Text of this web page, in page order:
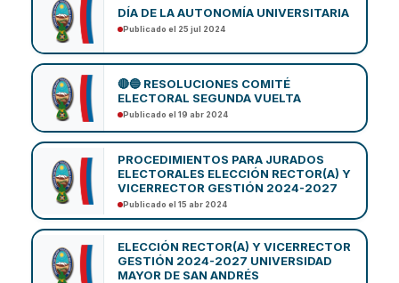
DÍA DE LA AUTONOMÍA UNIVERSITARIA
Publicado el 25 jul 2024
🔴🔵 RESOLUCIONES COMITÉ
ELECTORAL SEGUNDA VUELTA
Publicado el 19 abr 2024
PROCEDIMIENTOS PARA JURADOS
ELECTORALES ELECCIÓN RECTOR(A) Y
VICERRECTOR GESTIÓN 2024-2027
Publicado el 15 abr 2024
ELECCIÓN RECTOR(A) Y VICERRECTOR
GESTIÓN 2024-2027 UNIVERSIDAD
MAYOR DE SAN ANDRÉS